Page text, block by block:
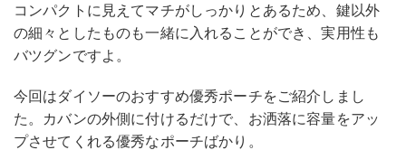
コンパクトに見えてマチがしっかりとあるため、鍵以外
の細々としたものも一緒に入れることができ、実用性も
バツグンですよ。
今回はダイソーのおすすめ優秀ポーチをご紹介しまし
た。カバンの外側に付けるだけで、お洒落に容量をアッ
プさせてくれる優秀なポーチばかり。